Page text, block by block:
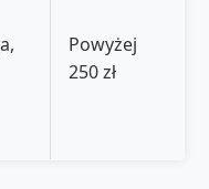
Powyżej
250 zł